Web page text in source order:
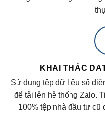
KHAI THÁC
Sử dụng tệp dữ liệu số
để tải lên hệ thống Zalo.
100% tệp nhà đầu tư cũ